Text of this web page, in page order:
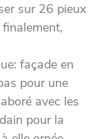
sur 26 pieux
façade en
pour une
avec les
pour la